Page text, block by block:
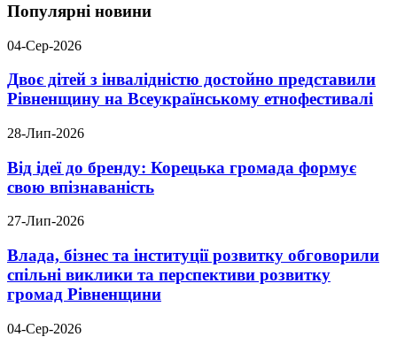
Популярні новини
04-Сер-2026
Двоє дітей з інвалідністю достойно представили
Рівненщину на Всеукраїнському етнофестивалі
28-Лип-2026
Від ідеї до бренду: Корецька громада формує
свою впізнаваність
27-Лип-2026
Влада, бізнес та інституції розвитку обговорили
спільні виклики та перспективи розвитку
громад Рівненщини
04-Сер-2026